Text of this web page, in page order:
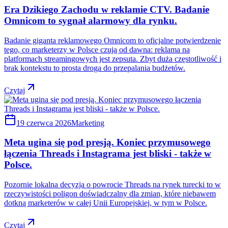
Era Dzikiego Zachodu w reklamie CTV. Badanie
Omnicom to sygnał alarmowy dla rynku.
Badanie giganta reklamowego Omnicom to oficjalne potwierdzenie
tego, co marketerzy w Polsce czują od dawna: reklama na
platformach streamingowych jest zepsuta. Zbyt duża częstotliwość i
brak kontekstu to prosta droga do przepalania budżetów.
Czytaj
19 czerwca 2026Marketing
Meta ugina się pod presją. Koniec przymusowego
łączenia Threads i Instagrama jest bliski - także w
Polsce.
Pozornie lokalna decyzja o powrocie Threads na rynek turecki to w
rzeczywistości poligon doświadczalny dla zmian, które niebawem
dotkną marketerów w całej Unii Europejskiej, w tym w Polsce.
Czytaj